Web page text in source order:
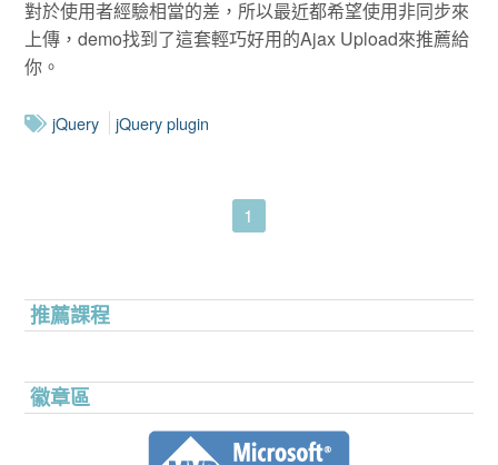
對於使用者經驗相當的差，所以最近都希望使用非同步來
上傳，demo找到了這套輕巧好用的Ajax Upload來推薦給
你。
jQuery jQuery plugin
1
推薦課程
徽章區